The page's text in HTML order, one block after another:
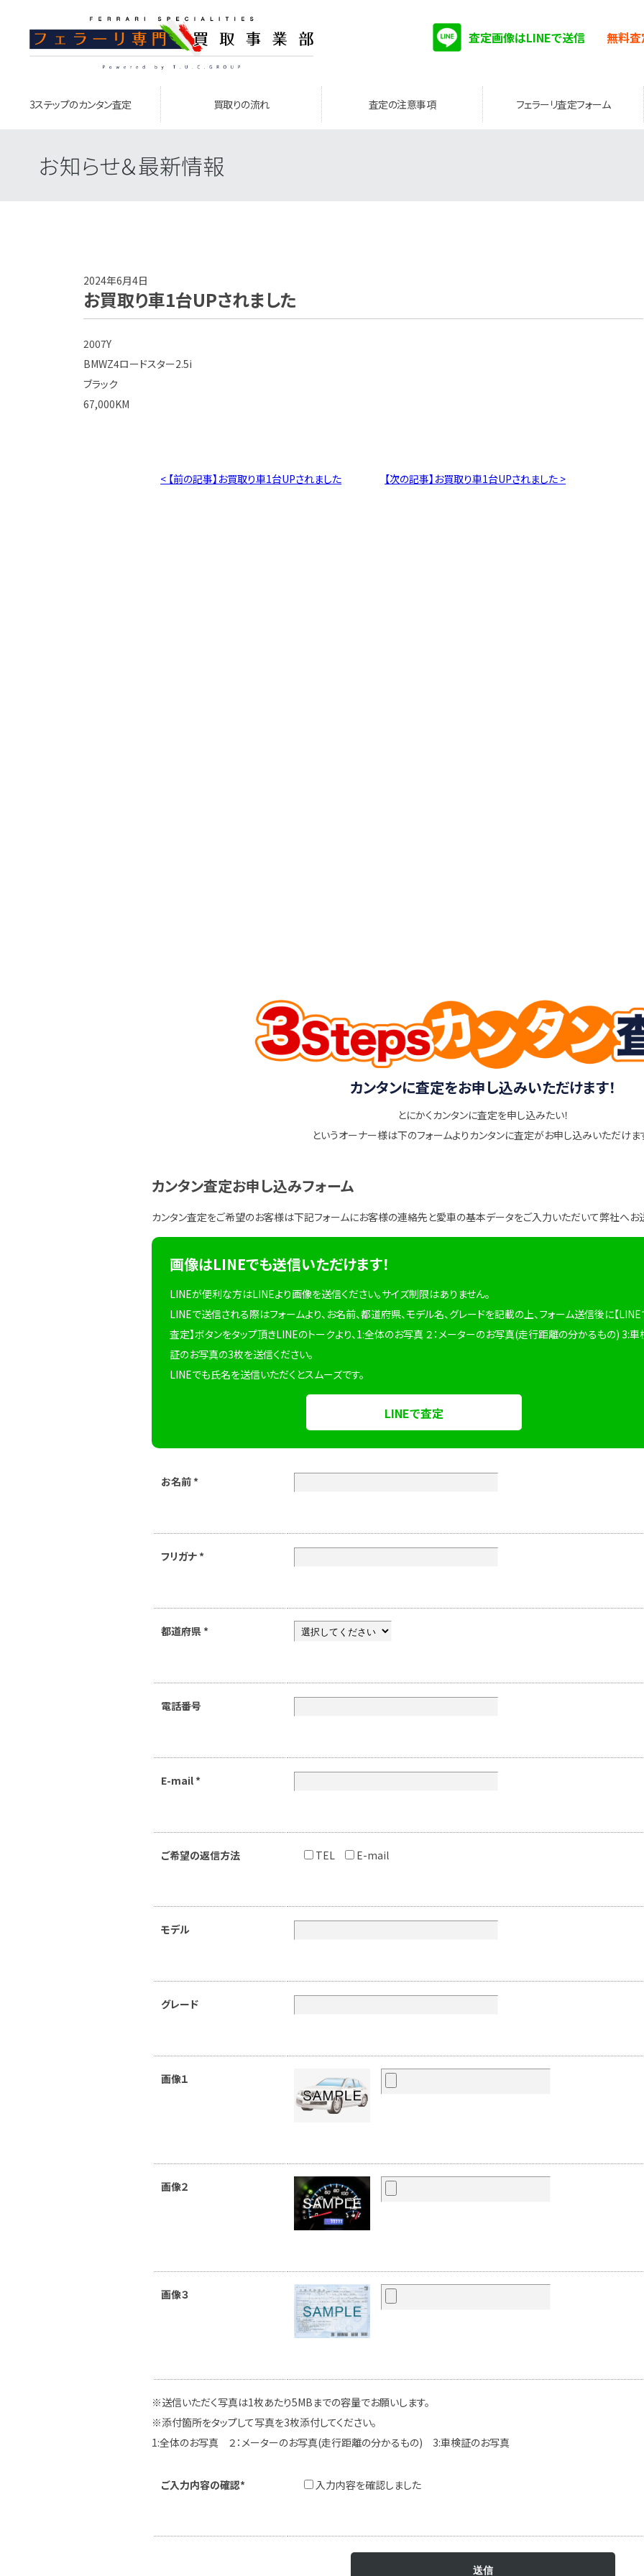
査定画像はLINEで送信 無料査
3ステップのカンタン査定 買取りの流れ 査定の注意事項 フェラーリ査定フォーム
お知らせ＆最新情報
2024年6月4日
お買取り車1台UPされました
2007Y
BMWZ4ロードスター2.5i
ブラック
67,000KM
< 【前の記事】お買取り車1台UPされました 【次の記事】お買取り車1台UPされました >
カンタンに査定をお申し込みいただけます！
とにかくカンタンに査定を申し込みたい！
というオーナー様は下のフォームよりカンタンに査定がお申し込みいただけま
カンタン査定お申し込みフォーム
カンタン査定をご希望のお客様は下記フォームにお客様の連絡先と愛車の基本データをご入力いただいて弊社へお
画像はLINEでも送信いただけます！
LINEが便利な方はLINEより画像を送信ください。サイズ制限はありません。
LINEで送信される際はフォームより、お名前、都道府県、モデル名、グレードを記載の上、フォーム送信後に【LINE
査定】ボタンをタップ頂きLINEのトークより、1:全体のお写真 ２：メーターのお写真(走行距離の分かるもの) 3:車
証のお写真の3枚を送信ください。
LINEでも氏名を送信いただくとスムーズです。
LINEで査定
お名前 *
フリガナ *
都道府県 *
電話番号
E-mail *
ご希望の返信方法 TEL E-mail
モデル
グレード
画像１
画像２
画像３
※送信いただく写真は1枚あたり5MBまでの容量でお願いします。
※添付箇所をタップして写真を3枚添付してください。
1:全体のお写真 ２：メーターのお写真(走行距離の分かるもの) 3:車検証のお写真
ご入力内容の確認* 入力内容を確認しました